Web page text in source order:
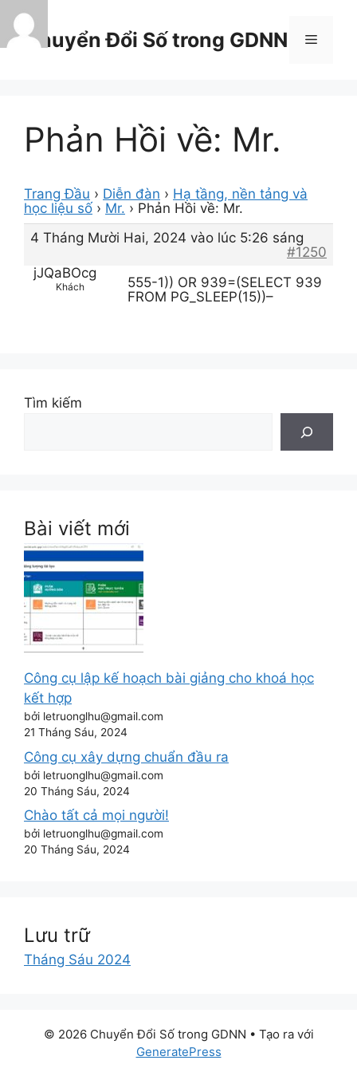
Chuyển
đến
nội
Chuyển Đổi Số trong GDNN Menu
Phản Hồi về: Mr.
Trang Đầu › Diễn đàn › Hạ tầng, nền tảng và
học liệu số › Mr. › Phản Hồi về: Mr.
4 Tháng Mười Hai, 2024 vào lúc 5:26 sáng
#1250
jJQaBOcg
Khách
555-1)) OR 939=(SELECT 939
FROM PG_SLEEP(15))–
Tìm kiếm
Bài viết mới
Công cụ lập kế hoạch bài giảng cho khoá học
kết hợp
bởi letruonglhu@gmail.com
21 Tháng Sáu, 2024
Công cụ xây dựng chuẩn đầu ra
bởi letruonglhu@gmail.com
20 Tháng Sáu, 2024
Chào tất cả mọi người!
bởi letruonglhu@gmail.com
20 Tháng Sáu, 2024
Lưu trữ
Tháng Sáu 2024
© 2026 Chuyển Đổi Số trong GDNN • Tạo ra với
GeneratePress